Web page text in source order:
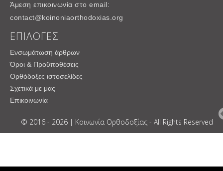
Άμεση επικοινωνία στο email:
contact@koinoniaorthodoxias.org
ΕΠΙΛΟΓΕΣ
Ενσωμάτωση άρθρων
Όροι & Προϋποθέσεις
Ορθόδοξες ιστοσελίδες
Σχετικά με μας
Επικοινωνία
© 2016 - 2026 | Κοινωνία Ορθοδοξίας - All Rights Reserved